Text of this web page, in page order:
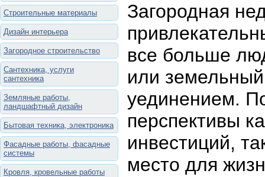
Строительные материалы
Дизайн интерьера
Загородное строительство
Сантехника, услуги
сантехника
Земляные работы,
ландшафтный дизайн
Бытовая техника, электроника
Фасадные работы, фасадные
системы
Кровля, кровельные работы
Загородная
все больше
или
уединением.
перспективы
инвестиций,
место для